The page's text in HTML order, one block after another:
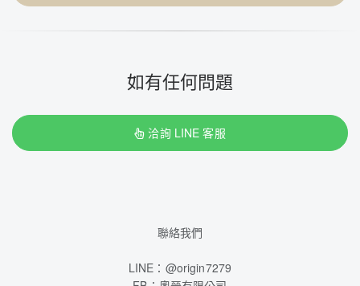
如有任何問題
洽詢 LINE 客服
聯絡我們
LINE：@origin7279